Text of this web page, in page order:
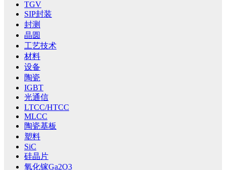
TGV
SIP封装
封测
晶圆
工艺技术
材料
设备
陶瓷
IGBT
光通信
LTCC/HTCC
MLCC
陶瓷基板
塑料
SiC
硅晶片
氧化镓Ga2O3